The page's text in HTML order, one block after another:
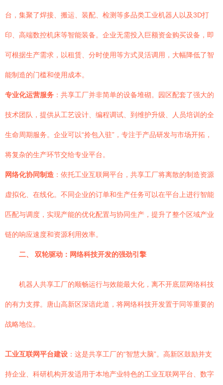
台，集聚了焊接、搬运、装配、检测等多品类工业机器人以及3D打
印、高端数控机床等智能装备。企业无需投入巨额资金购买设备，即
可根据生产需求，以租赁、分时使用等方式灵活调用，大幅降低了智
能制造的门槛和使用成本。
专业化运营服务 ：共享工厂并非简单的设备堆砌。园区配套了强大的
技术团队，提供从工艺设计、编程调试、到维护升级、人员培训的全
生命周期服务。企业可以“拎包入驻”，专注于产品研发与市场开拓，
将复杂的生产环节交给专业平台。
网络化协同制造 ：依托工业互联网平台，共享工厂将离散的制造资源
虚拟化、在线化。不同企业的订单和生产任务可以在平台上进行智能
匹配与调度，实现产能的优化配置与协同生产，提升了整个区域产业
链的响应速度和资源利用效率。
二、 双轮驱动：网络科技开发的强劲引擎
机器人共享工厂的顺畅运行与效能最大化，离不开底层网络科技
的有力支撑。唐山高新区深谙此道，将网络科技开发置于同等重要的
战略地位。
工业互联网平台建设 ：这是共享工厂的“智慧大脑”。高新区鼓励并支
持企业、科研机构开发适用于本地产业特色的工业互联网平台、数字